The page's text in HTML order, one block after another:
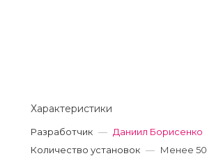
Характеристики
Разработчик — Даниил Борисенко
Количество установок — Менее 50